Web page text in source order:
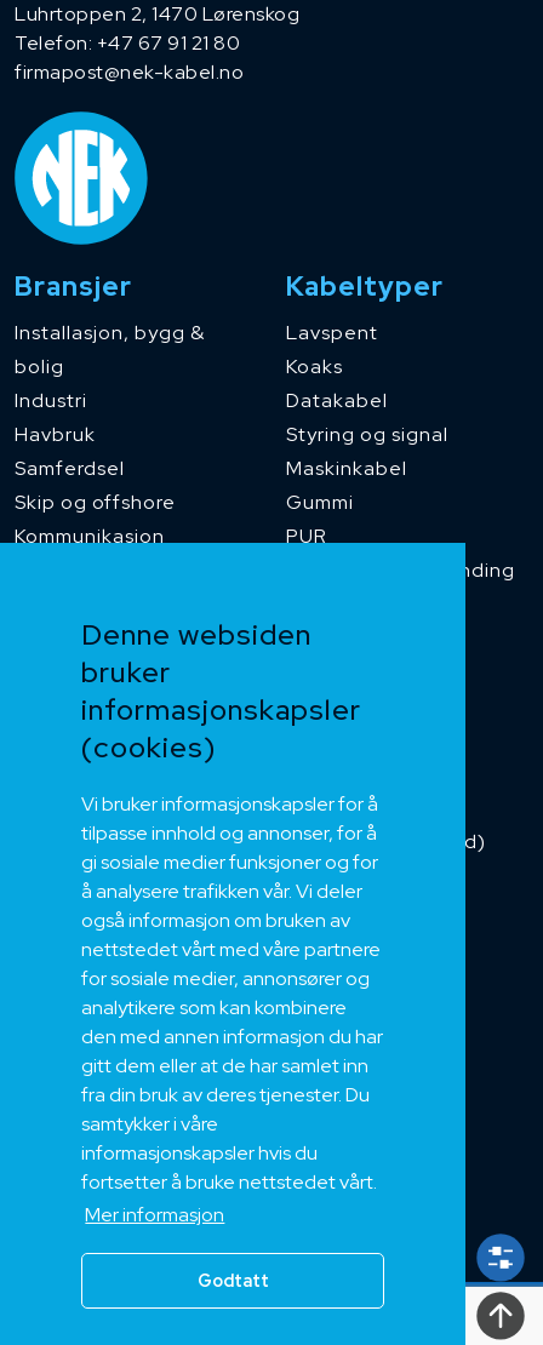
Denne websiden
bruker
informasjonskapsler
(cookies)
Vi bruker informasjonskapsler for å
tilpasse innhold og annonser, for å
gi sosiale medier funksjoner og for
å analysere trafikken vår. Vi deler
også informasjon om bruken av
nettstedet vårt med våre partnere
for sosiale medier, annonsører og
analytikere som kan kombinere
den med annen informasjon du har
gitt dem eller at de har samlet inn
fra din bruk av deres tjenester. Du
samtykker i våre
informasjonskapsler hvis du
fortsetter å bruke nettstedet vårt.
Mer informasjon
Godtatt
Luhrtoppen 2, 1470 Lørenskog
Telefon: +47 67 91 21 80
firmapost@nek-kabel.no
Bransjer
Installasjon, bygg &
bolig
Industri
Havbruk
Samferdsel
Skip og offshore
Kommunikasjon
Kabeltyper
Lavspent
Koaks
Datakabel
Styring og signal
Maskinkabel
Gummi
PUR
Temperaturbestanding
Heis og kran
Kategorikabel
Installasjonskabel
Kombikabel (Hybrid)
DNV sertifisert
Tilbehør
Om oss
Bærekraft og Åpenhet
Jobb hos oss
Sertifiseringer
Support
Teknisk
Eksport
Salgs og Leveringsbetingelser
rettigheter2024, Nek Kabel AS 2024